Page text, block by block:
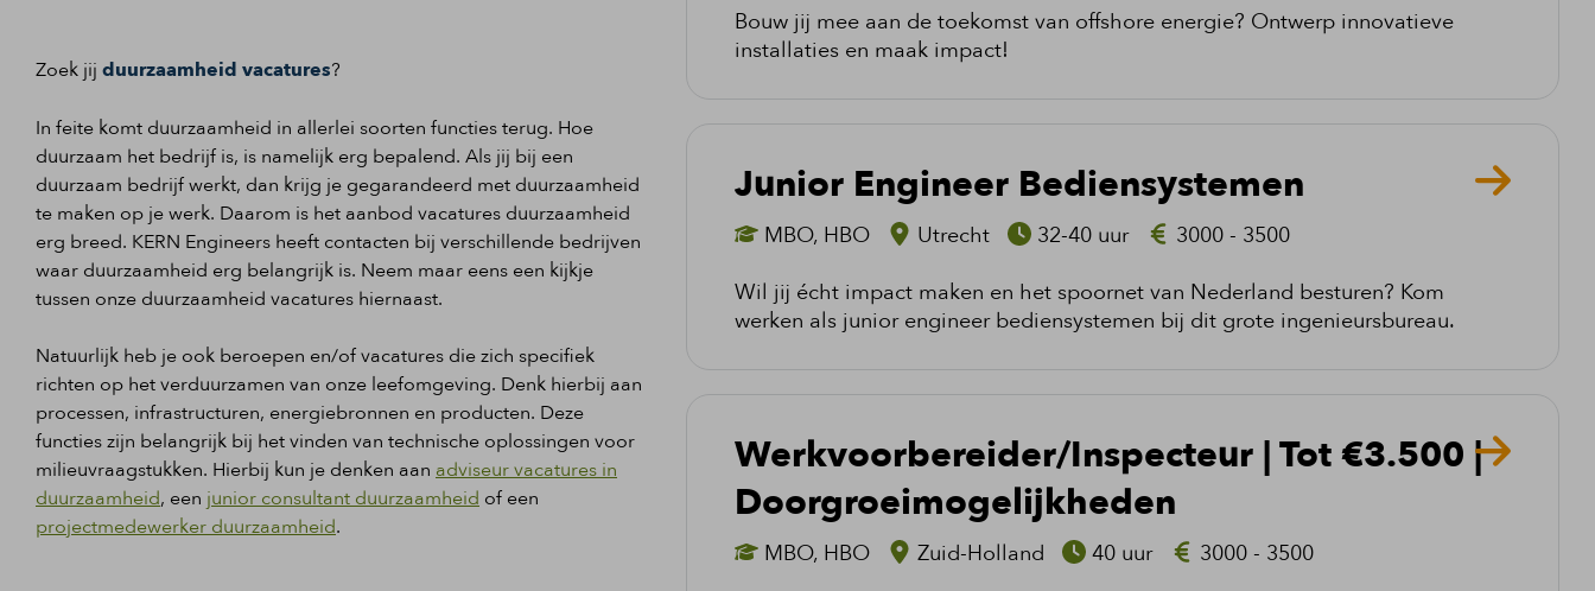
Zoek jijduurzaamheid vacatures?
In feite komt duurzaamheid in allerlei soorten functies terug. Hoe
duurzaam het bedrijf is, is namelijk erg bepalend. Als jij bij een
duurzaam bedrijf werkt, dan krijg je gegarandeerd met duurzaamheid
te maken op je werk. Daarom is het aanbod vacatures duurzaamheid
erg breed. KERN Engineers heeft contacten bij verschillende bedrijven
waar duurzaamheid erg belangrijk is. Neem maar eens een kijkje
tussen onze duurzaamheid vacatures hiernaast.
Natuurlijk heb je ook beroepen en/of vacatures die zich specifiek
richten op het verduurzamen van onze leefomgeving. Denk hierbij aan
processen, infrastructuren, energiebronnen en producten. Deze
functies zijn belangrijk bij het vinden van technische oplossingen voor
milieuvraagstukken. Hierbij kun je denken aan adviseur vacatures in
duurzaamheid, een junior consultant duurzaamheid of een
projectmedewerker duurzaamheid.
Bouw jij mee aan de toekomst van offshore energie? Ontwerp innovatieve
installaties en maak impact!
Junior Engineer Bediensystemen
MBO, HBO Utrecht 32-40 uur
3000 - 3500
Wil jij écht impact maken en het spoornet van Nederland besturen? Kom
werken als junior engineer bediensystemen bij dit grote ingenieursbureau.
Werkvoorbereider/Inspecteur | Tot €3.500 |
Doorgroeimogelijkheden
MBO, HBO Zuid-Holland 40 uur
3000 - 3500